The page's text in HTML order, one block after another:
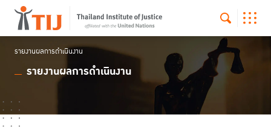
รายงานผลการดำเนินงาน
รายงานผลการดำเนินงาน